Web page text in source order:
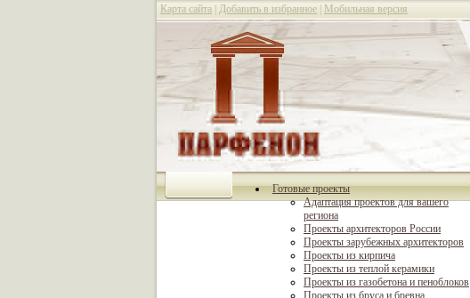
Карта сайта Добавить в избранное Мобильная версия
Готовые проекты
Адаптация проектов для вашего
региона
Проекты архитекторов России
Проекты зарубежных архитекторов
Проекты из кирпича
Проекты из теплой керамики
Проекты из газобетона и пеноблоков
Проекты из бруса и бревна